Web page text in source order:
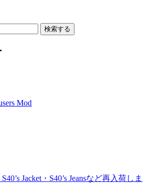
Mod
Jacket・S40’s Jeansなど再入荷しま